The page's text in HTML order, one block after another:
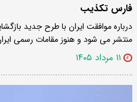
فارس تکذیب
درباره موافقت ایران با طرح جدید
منتشر می شود و هنوز مقامات رسمی
۱۱ مرداد ۱۴۰۵